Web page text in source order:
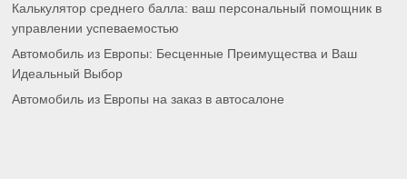
Калькулятор среднего балла: ваш персональный помощник в
управлении успеваемостью
Автомобиль из Европы: Бесценные Преимущества и Ваш
Идеальный Выбор
Автомобиль из Европы на заказ в автосалоне